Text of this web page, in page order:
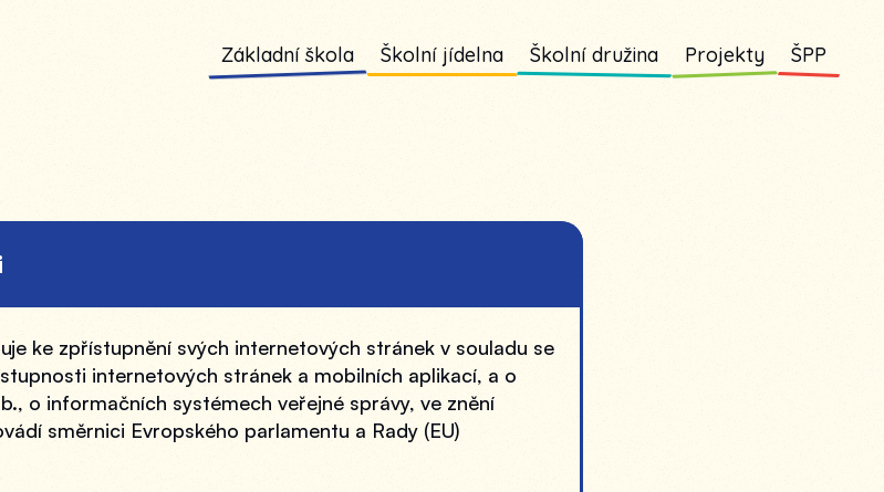
Základní škola Školní jídelna Školní družina Projekty ŠPP
ke zpřístupnění svých internetových stránek v souladu se
internetových stránek a mobilních aplikací, a o
o informačních systémech veřejné správy, ve znění
směrnici Evropského parlamentu a Rady (EU)